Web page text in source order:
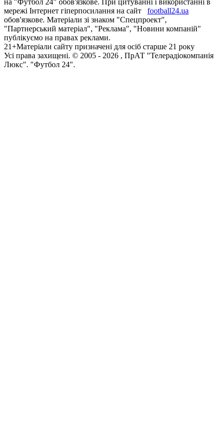
на "Футбол 24" обов'язкове. При цитуванні і використанні в
мережі Інтернет гіперпосилання на сайт
football24.ua
обов'язкове. Матеріали зі знаком "Спецпроект",
"Партнерський матеріал", "Реклама", "Новини компаній"
публікуємо на правах реклами.
21+Матеріали сайту призначені для осіб старше 21 року
Усi права захищенi. © 2005 - 2026 , ПрАТ "Телерадіокомпанія
Люкс". "Футбол 24".